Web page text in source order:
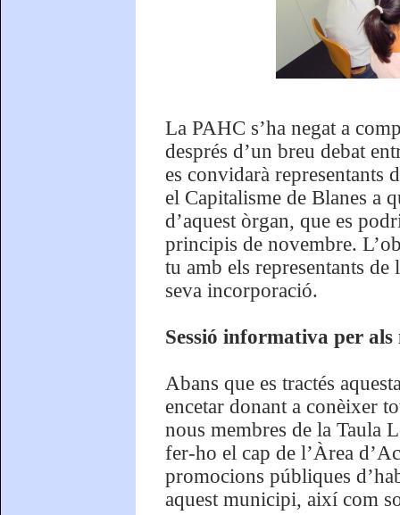
La PAHC s’ha negat a
després d’un breu debat
es convidarà representants
el Capitalisme de Blanes a
d’aquest òrgan, que es
principis de novembre.
tu amb els representants de
seva incorporació.
Sessió informativa per als
Abans que es tractés
encetar donant a conèixer
nous membres de la Taula
fer-ho el cap de l’Àrea
promocions públiques
aquest municipi, així com